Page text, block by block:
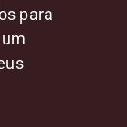
para